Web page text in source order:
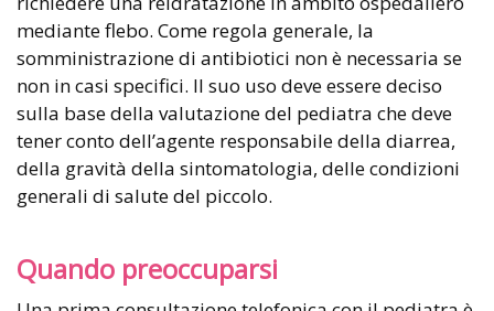
mediante flebo. Come regola generale, la
somministrazione di antibiotici non è necessaria se
non in casi specifici. Il suo uso deve essere deciso
sulla base della valutazione del pediatra che deve
tener conto dell’agente responsabile della diarrea,
della gravità della sintomatologia, delle condizioni
generali di salute del piccolo.
Quando preoccuparsi